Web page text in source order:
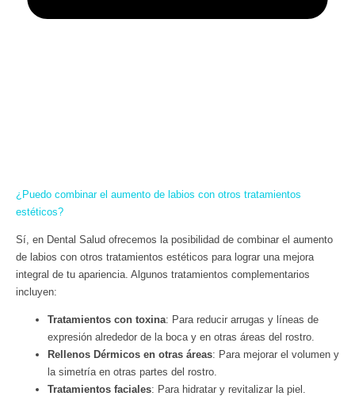
¿Puedo combinar el aumento de labios con otros tratamientos
estéticos?
Sí, en Dental Salud ofrecemos la posibilidad de combinar el aumento
de labios con otros tratamientos estéticos para lograr una mejora
integral de tu apariencia. Algunos tratamientos complementarios
incluyen:
Tratamientos con toxina: Para reducir arrugas y líneas de
expresión alrededor de la boca y en otras áreas del rostro.
Rellenos Dérmicos en otras áreas: Para mejorar el volumen y
la simetría en otras partes del rostro.
Tratamientos faciales: Para hidratar y revitalizar la piel.